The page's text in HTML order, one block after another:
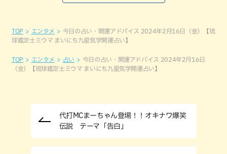
TOP エンタメ
今日の占い・開運アドバイス 2024年2月16日（金）【琉
球鑑定士ミウマ まいにち九星気学開運占い】
TOP エンタメ 占い
今日の占い・開運アドバイス 2024年2月16日
（金）【琉球鑑定士ミウマ まいにち九星気学開運占い】
代打MCまーちゃん登場！！オキナワ爆笑
伝説 テーマ「告白」